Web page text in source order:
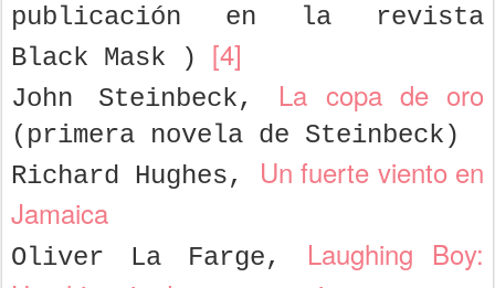
publicación en la revista
Black Mask ) [4]
John Steinbeck, La copa de oro
(primera novela de Steinbeck)
Richard Hughes, Un fuerte viento en
Jamaica
Oliver La Farge, Laughing Boy: